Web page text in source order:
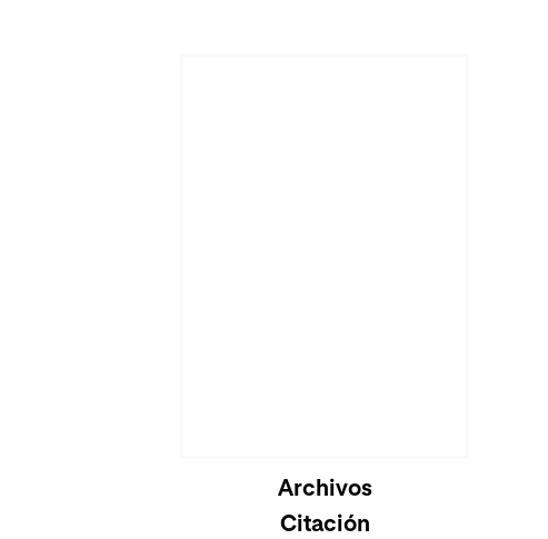
Cargando...Archivos
Citación